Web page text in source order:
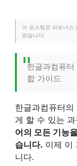
이 포스팅은 파트너스
받습니다.
한글과컴퓨
합 가이드
한글과컴퓨터
게 할 수 있는
어의 모든 기능
습니다. 이제 이
니다.